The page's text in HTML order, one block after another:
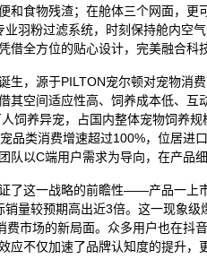
和食物残渣；在舱体三个网面，
业羽粉过滤系统，时刻保持舱内空
借全方位的贴心设计，完美融合科
生，源于PILTON宠尔顿对宠物消
其空间适应性高、饲养成本低、
饲养异宠，占国内整体宠物饲养
品类消费增速超过100%，位居进
队以C端用户需求为导向，在产品
了这一战略的前瞻性――产品一上
销量较预期高出近3倍。这一现象
费市场的新局面。众多用户也在抖
应不仅加速了品牌认知度的提升